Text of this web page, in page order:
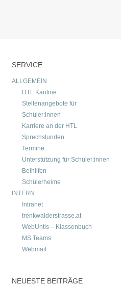
SERVICE
ALLGEMEIN
HTL Kantine
Stellenangebote für
Schüler:innen
Karriere an der HTL
Sprechstunden
Termine
Unterstützung für Schüler:innen
Beihilfen
Schülerheime
INTERN
Intranet
trenkwalderstrasse.at
WebUntis – Klassenbuch
MS Teams
Webmail
NEUESTE BEITRÄGE